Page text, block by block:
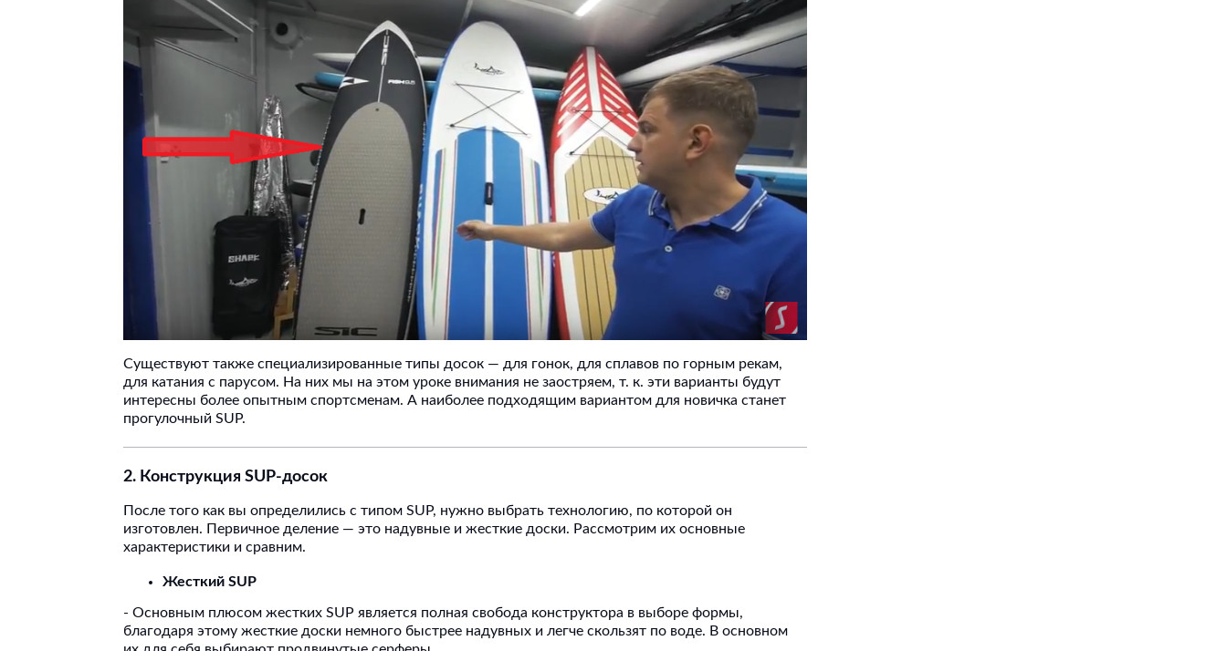
Существуют также специализированные типы досок — для гонок, для сплавов по горным рекам,
для катания с парусом. На них мы на этом уроке внимания не заостряем, т. к. эти варианты будут
интересны более опытным спортсменам. А наиболее подходящим вариантом для новичка станет
прогулочный SUP.
2. Конструкция SUP-досок
После того как вы определились с типом SUP, нужно выбрать технологию, по которой он
изготовлен. Первичное деление — это надувные и жесткие доски. Рассмотрим их основные
характеристики и сравним.
Жесткий SUP
- Основным плюсом жестких SUP является полная свобода конструктора в выборе формы,
благодаря этому жесткие доски немного быстрее надувных и легче скользят по воде. В основном